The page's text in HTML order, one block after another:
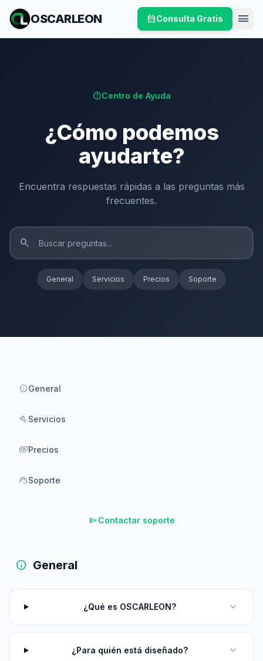
OSCARLEON calendar_monthConsulta Gratis menu
helpCentro de Ayuda
¿Cómo podemos
ayudarte?
Encuentra respuestas rápidas a las preguntas más
frecuentes.
search
General Servicios Precios Soporte
infoGeneral
build Servicios
paymentsPrecios
support_agentSoporte
sendContactar soporte
info General
¿Qué es OSCARLEON? expand_more
¿Para quién está diseñado? expand_more